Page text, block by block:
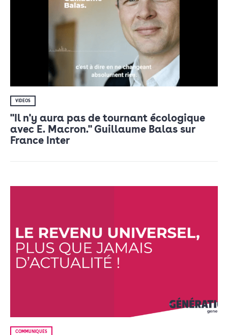
VIDÉOS
"Il n'y aura pas de tournant écologique
avec E. Macron." Guillaume Balas sur
France Inter
COMMUNIQUÉS